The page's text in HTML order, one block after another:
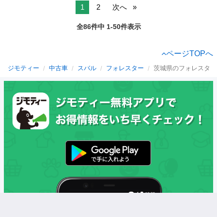
1 2 次へ
全86件中 1-50件表示
ページTOPへ
ジモティー 中古車 スバル フォレスター 茨城県のフォレスター